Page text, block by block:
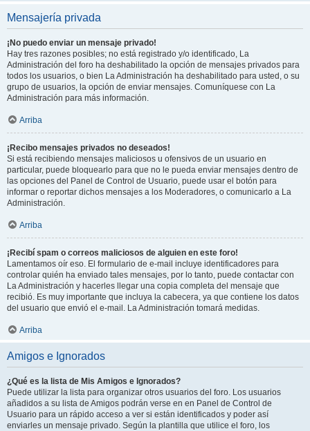
Mensajería privada
¡No puedo enviar un mensaje privado!
Hay tres razones posibles; no está registrado y/o identificado, La
Administración del foro ha deshabilitado la opción de mensajes privados para
todos los usuarios, o bien La Administración ha deshabilitado para usted, o su
grupo de usuarios, la opción de enviar mensajes. Comuníquese con La
Administración para más información.
Arriba
¡Recibo mensajes privados no deseados!
Si está recibiendo mensajes maliciosos u ofensivos de un usuario en
particular, puede bloquearlo para que no le pueda enviar mensajes dentro de
las opciones del Panel de Control de Usuario, puede usar el botón para
informar o reportar dichos mensajes a los Moderadores, o comunicarlo a La
Administración.
Arriba
¡Recibí spam o correos maliciosos de alguien en este foro!
Lamentamos oír eso. El formulario de e-mail incluye identificadores para
controlar quién ha enviado tales mensajes, por lo tanto, puede contactar con
La Administración y hacerles llegar una copia completa del mensaje que
recibió. Es muy importante que incluya la cabecera, ya que contiene los datos
del usuario que envió el e-mail. La Administración tomará medidas.
Arriba
Amigos e Ignorados
¿Qué es la lista de Mis Amigos e Ignorados?
Puede utilizar la lista para organizar otros usuarios del foro. Los usuarios
añadidos a su lista de Amigos podrán verse en en Panel de Control de
Usuario para un rápido acceso a ver si están identificados y poder así
enviarles un mensaje privado. Según la plantilla que utilice el foro, los